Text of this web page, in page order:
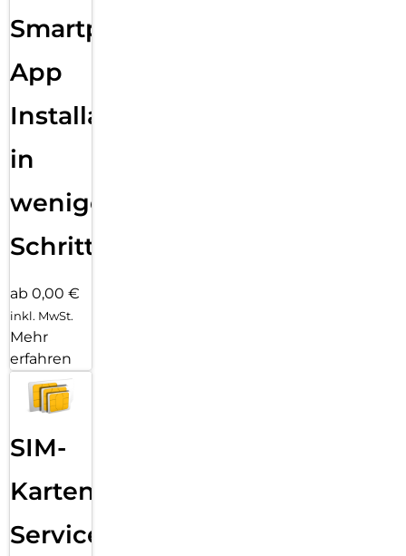
verwende Siri und erhalte Mitteilungen. Die Series 11 (GPS)
funktioniert mit deinem iPhone und im WLAN, damit du in
Smartphone
App
Installation
in
wenigen
Schritten
ab 0,00 €
inkl. MwSt.
Mehr
erfahren
SIM-
Karten
Service: